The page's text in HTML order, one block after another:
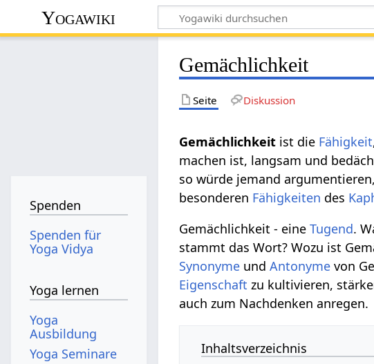
Yogawiki
Gemächlichkeit
Seite Diskussion
Gemächlichkeit ist die Fähigkeit
machen ist, langsam und
so würde jemand
besonderen Fähigkeiten des
Gemächlichkeit - eineTugend.
stammt das Wort? Wozu ist
Synonyme undAntonyme von
Eigenschaft zu kultivieren,
auch zum Nachdenken anregen.
Inhaltsverzeichnis
Spenden
Spenden für
Yoga Vidya
Yoga lernen
Yoga
Ausbildung
Yoga Seminare